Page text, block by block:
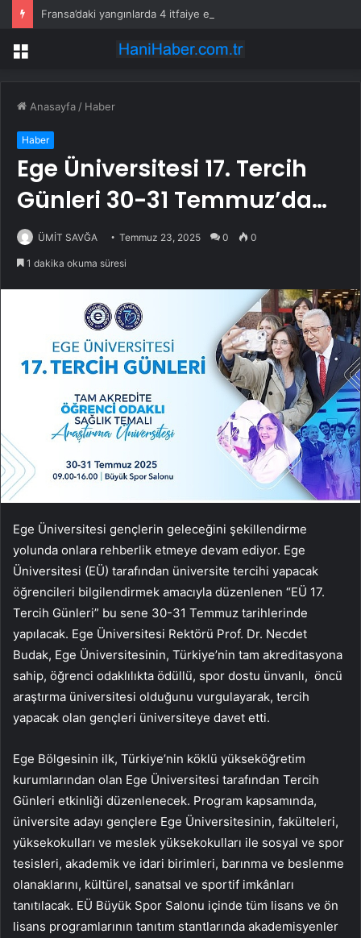
Fransa’daki yangınlarda 4 itfaiye eri hayatını kaybetti
Menü
Anasayfa / Haber
Haber
Ege Üniversitesi 17. Tercih
Günleri 30-31 Temmuz’da…
ÜMİT SAVĞA Temmuz 23, 2025 0 0
1 dakika okuma süresi
Ege Üniversitesi gençlerin geleceğini şekillendirme
yolunda onlara rehberlik etmeye devam ediyor. Ege
Üniversitesi (EÜ) tarafından üniversite tercihi yapacak
öğrencileri bilgilendirmek amacıyla düzenlenen “EÜ 17.
Tercih Günleri” bu sene 30-31 Temmuz tarihlerinde
yapılacak. Ege Üniversitesi Rektörü Prof. Dr. Necdet
Budak, Ege Üniversitesinin, Türkiye’nin tam akreditasyona
sahip, öğrenci odaklılıkta ödüllü, spor dostu ünvanlı, öncü
araştırma üniversitesi olduğunu vurgulayarak, tercih
yapacak olan gençleri üniversiteye davet etti.
Ege Bölgesinin ilk, Türkiye’nin köklü yükseköğretim
kurumlarından olan Ege Üniversitesi tarafından Tercih
Günleri etkinliği düzenlenecek. Program kapsamında,
üniversite adayı gençlere Ege Üniversitesinin, fakülteleri,
yüksekokulları ve meslek yüksekokulları ile sosyal ve spor
tesisleri, akademik ve idari birimleri, barınma ve beslenme
olanaklarını, kültürel, sanatsal ve sportif imkânları
tanıtılacak. EÜ Büyük Spor Salonu içinde tüm lisans ve ön
lisans programlarının tanıtım stantlarında akademisyenler